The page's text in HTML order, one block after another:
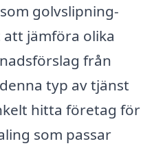
golvslipning-
jämföra olika
från
typ av tjänst
hitta företag för
som passar